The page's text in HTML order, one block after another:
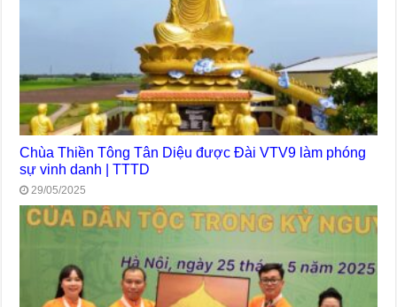
Chùa Thiền Tông Tân Diệu được Đài VTV9 làm phóng
sự vinh danh | TTTD
29/05/2025